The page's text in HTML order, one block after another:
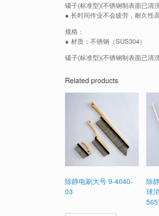
镊子(标准型)(不锈钢制表面已清
● 长时间作业不会疲劳，耐久性高
规格：
● 材质：不锈钢（SUS304）
镊子(标准型)(不锈钢制表面已清
Related products
除静电刷大号 9-4040-
03
除
球